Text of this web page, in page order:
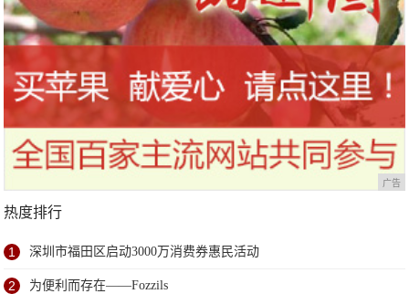
广告
热度排行
1 深圳市福田区启动3000万消费券惠民活动
2 为便利而存在——Fozzils